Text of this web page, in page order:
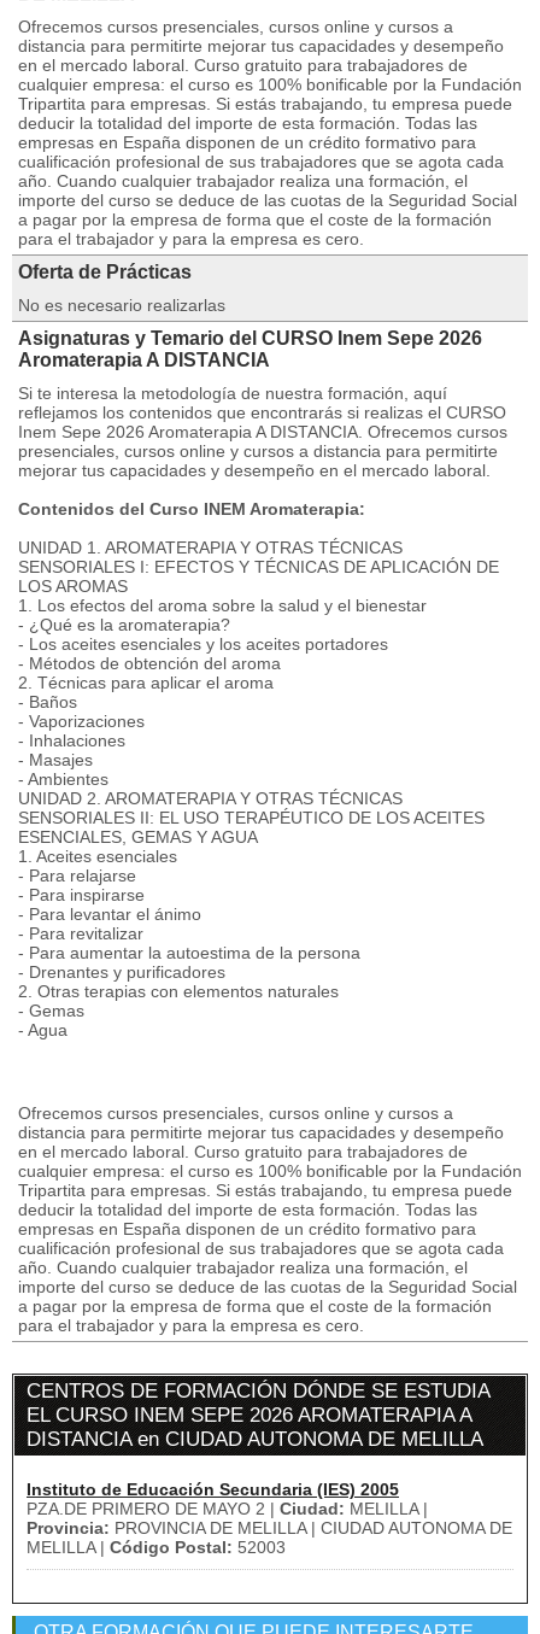
Ofrecemos cursos presenciales, cursos online y cursos a
distancia para permitirte mejorar tus capacidades y desempeño
en el mercado laboral. Curso gratuito para trabajadores de
cualquier empresa: el curso es 100% bonificable por la Fundación
Tripartita para empresas. Si estás trabajando, tu empresa puede
deducir la totalidad del importe de esta formación. Todas las
empresas en España disponen de un crédito formativo para
cualificación profesional de sus trabajadores que se agota cada
año. Cuando cualquier trabajador realiza una formación, el
importe del curso se deduce de las cuotas de la Seguridad Social
a pagar por la empresa de forma que el coste de la formación
para el trabajador y para la empresa es cero.
Oferta de Prácticas
No es necesario realizarlas
Asignaturas y Temario del CURSO Inem Sepe 2026
Aromaterapia A DISTANCIA
Si te interesa la metodología de nuestra formación, aquí
reflejamos los contenidos que encontrarás si realizas el CURSO
Inem Sepe 2026 Aromaterapia A DISTANCIA. Ofrecemos cursos
presenciales, cursos online y cursos a distancia para permitirte
mejorar tus capacidades y desempeño en el mercado laboral.
Contenidos del Curso INEM Aromaterapia:
UNIDAD 1. AROMATERAPIA Y OTRAS TÉCNICAS
SENSORIALES I: EFECTOS Y TÉCNICAS DE APLICACIÓN DE
LOS AROMAS
1. Los efectos del aroma sobre la salud y el bienestar
- ¿Qué es la aromaterapia?
- Los aceites esenciales y los aceites portadores
- Métodos de obtención del aroma
2. Técnicas para aplicar el aroma
- Baños
- Vaporizaciones
- Inhalaciones
- Masajes
- Ambientes
UNIDAD 2. AROMATERAPIA Y OTRAS TÉCNICAS
SENSORIALES II: EL USO TERAPÉUTICO DE LOS ACEITES
ESENCIALES, GEMAS Y AGUA
1. Aceites esenciales
- Para relajarse
- Para inspirarse
- Para levantar el ánimo
- Para revitalizar
- Para aumentar la autoestima de la persona
- Drenantes y purificadores
2. Otras terapias con elementos naturales
- Gemas
- Agua
Ofrecemos cursos presenciales, cursos online y cursos a
distancia para permitirte mejorar tus capacidades y desempeño
en el mercado laboral. Curso gratuito para trabajadores de
cualquier empresa: el curso es 100% bonificable por la Fundación
Tripartita para empresas. Si estás trabajando, tu empresa puede
deducir la totalidad del importe de esta formación. Todas las
empresas en España disponen de un crédito formativo para
cualificación profesional de sus trabajadores que se agota cada
año. Cuando cualquier trabajador realiza una formación, el
importe del curso se deduce de las cuotas de la Seguridad Social
a pagar por la empresa de forma que el coste de la formación
para el trabajador y para la empresa es cero.
CENTROS DE FORMACIÓN DÓNDE SE ESTUDIA
EL CURSO INEM SEPE 2026 AROMATERAPIA A
DISTANCIA en CIUDAD AUTONOMA DE MELILLA
Instituto de Educación Secundaria (IES) 2005
PZA.DE PRIMERO DE MAYO 2 | Ciudad: MELILLA |
Provincia: PROVINCIA DE MELILLA | CIUDAD AUTONOMA DE
MELILLA | Código Postal: 52003